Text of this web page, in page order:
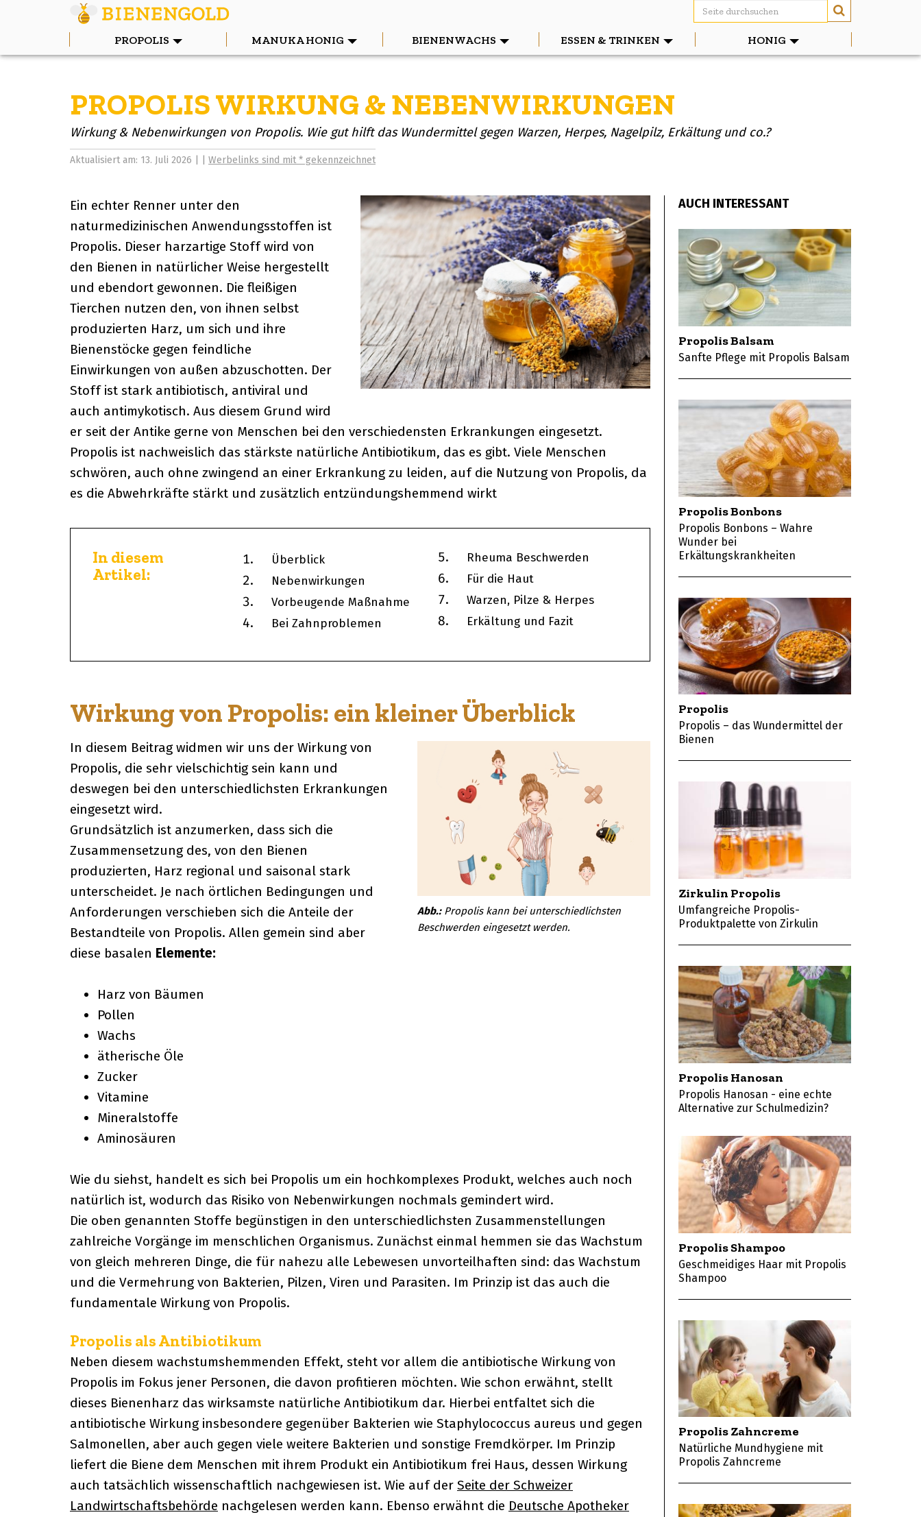
PROPOLIS MANUKA HONIG BIENENWACHS ESSEN & TRINKEN HONIG
PROPOLIS WIRKUNG & NEBENWIRKUNGEN
Wirkung & Nebenwirkungen von Propolis. Wie gut hilft das Wundermittel gegen Warzen, Herpes, Nagelpilz, Erkältung und co.?
Aktualisiert am: 13. Juli 2026 | | Werbelinks sind mit * gekennzeichnet
Ein echter Renner unter den
naturmedizinischen Anwendungsstoffen ist
Propolis. Dieser harzartige Stoff wird von
den Bienen in natürlicher Weise hergestellt
und ebendort gewonnen. Die fleißigen
Tierchen nutzen den, von ihnen selbst
produzierten Harz, um sich und ihre
Bienenstöcke gegen feindliche
Einwirkungen von außen abzuschotten. Der
Stoff ist stark antibiotisch, antiviral und
auch antimykotisch. Aus diesem Grund wird
er seit der Antike gerne von Menschen bei den verschiedensten Erkrankungen eingesetzt.
Propolis ist nachweislich das stärkste natürliche Antibiotikum, das es gibt. Viele Menschen
schwören, auch ohne zwingend an einer Erkrankung zu leiden, auf die Nutzung von Propolis, da
es die Abwehrkräfte stärkt und zusätzlich entzündungshemmend wirkt
In diesem
Artikel:
Überblick
Nebenwirkungen
Vorbeugende Maßnahme
Bei Zahnproblemen
Rheuma Beschwerden
Für die Haut
Warzen, Pilze & Herpes
Erkältung und Fazit
Wirkung von Propolis: ein kleiner Überblick
Propolis kann bei unterschiedlichsten
Beschwerden eingesetzt werden.
In diesem Beitrag widmen wir uns der Wirkung von
Propolis, die sehr vielschichtig sein kann und
deswegen bei den unterschiedlichsten Erkrankungen
eingesetzt wird.
Grundsätzlich ist anzumerken, dass sich die
Zusammensetzung des, von den Bienen
produzierten, Harz regional und saisonal stark
unterscheidet. Je nach örtlichen Bedingungen und
Anforderungen verschieben sich die Anteile der
Bestandteile von Propolis. Allen gemein sind aber
diese basalen Elemente:
Harz von Bäumen
Pollen
Wachs
ätherische Öle
Zucker
Vitamine
Mineralstoffe
Aminosäuren
Wie du siehst, handelt es sich bei Propolis um ein hochkomplexes Produkt, welches auch noch
natürlich ist, wodurch das Risiko von Nebenwirkungen nochmals gemindert wird.
Die oben genannten Stoffe begünstigen in den unterschiedlichsten Zusammenstellungen
zahlreiche Vorgänge im menschlichen Organismus. Zunächst einmal hemmen sie das Wachstum
von gleich mehreren Dinge, die für nahezu alle Lebewesen unvorteilhaften sind: das Wachstum
und die Vermehrung von Bakterien, Pilzen, Viren und Parasiten. Im Prinzip ist das auch die
fundamentale Wirkung von Propolis.
Propolis als Antibiotikum
Neben diesem wachstumshemmenden Effekt, steht vor allem die antibiotische Wirkung von
Propolis im Fokus jener Personen, die davon profitieren möchten. Wie schon erwähnt, stellt
dieses Bienenharz das wirksamste natürliche Antibiotikum dar. Hierbei entfaltet sich die
antibiotische Wirkung insbesondere gegenüber Bakterien wie Staphylococcus aureus und gegen
Salmonellen, aber auch gegen viele weitere Bakterien und sonstige Fremdkörper. Im Prinzip
liefert die Biene dem Menschen mit ihrem Produkt ein Antibiotikum frei Haus, dessen Wirkung
auch tatsächlich wissenschaftlich nachgewiesen ist. Wie auf der Seite der Schweizer
Landwirtschaftsbehörde nachgelesen werden kann. Ebenso erwähnt die Deutsche Apotheker
AUCH INTERESSANT
Propolis Balsam
Sanfte Pflege mit Propolis Balsam
Propolis Bonbons
Propolis Bonbons – Wahre
Wunder bei
Erkältungskrankheiten
Propolis
Propolis – das Wundermittel der
Bienen
Zirkulin Propolis
Umfangreiche Propolis-
Produktpalette von Zirkulin
Propolis Hanosan
Propolis Hanosan - eine echte
Alternative zur Schulmedizin?
Propolis Shampoo
Geschmeidiges Haar mit Propolis
Shampoo
Propolis Zahncreme
Natürliche Mundhygiene mit
Propolis Zahncreme